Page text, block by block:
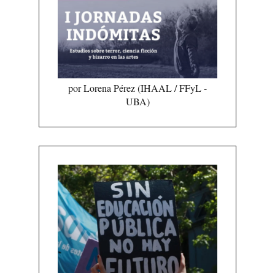
por Lorena Pérez (IHAAL / FFyL -
UBA)